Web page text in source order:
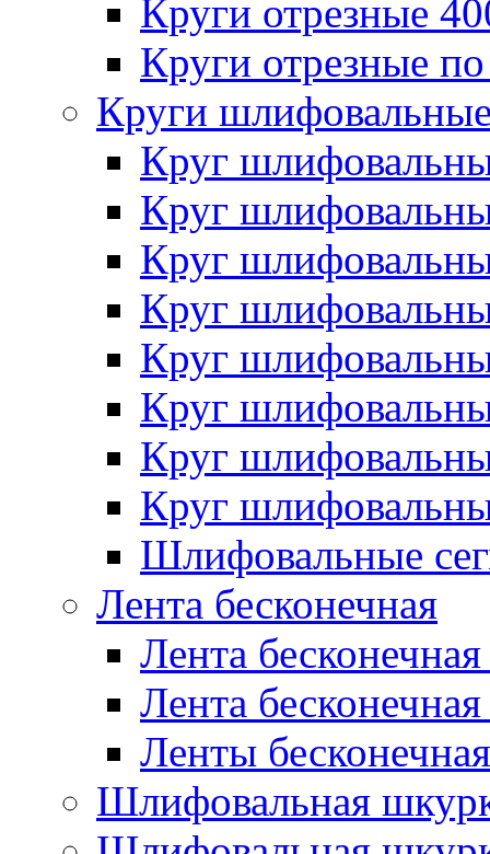
Круги отрезные
Круги отрезные
Круги
Круг
Круг
Круг
Круг
Круг
Круг
Круг
Круг
Шлифовальные
Лента бесконечная
Лента
Лента
Ленты
Шлифовальная